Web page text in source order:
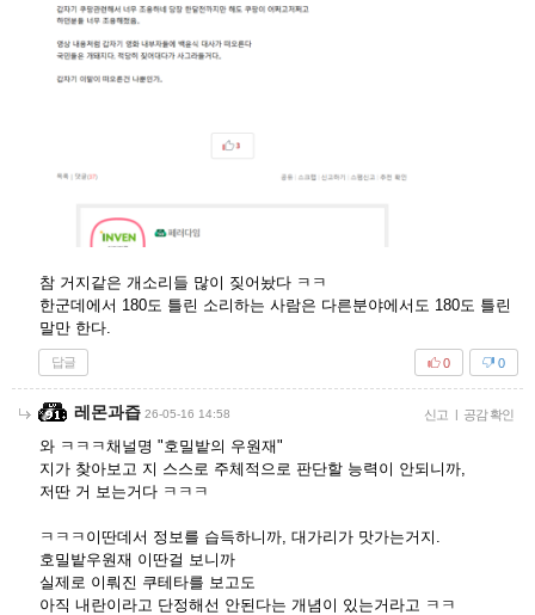
참 거지같은 개소리들 많이 짖어놨다 ㅋㅋ
한군데에서 180도 틀린 소리하는 사람은 다른분야에서도 180도 틀린
말만 한다.
답글 0
0
레몬과즙 26-05-16 14:58 신고 | 공감 확인
와 ㅋㅋㅋ채널명 "호밀밭의 우원재"
지가 찾아보고 지 스스로 주체적으로 판단할 능력이 안되니까,
저딴 거 보는거다 ㅋㅋㅋ
ㅋㅋㅋ이딴데서 정보를 습득하니까, 대가리가 맛가는거지.
호밀밭우원재 이딴걸 보니까
실제로 이뤄진 쿠테타를 보고도
아직 내란이라고 단정해선 안된다는 개념이 있는거라고 ㅋㅋ